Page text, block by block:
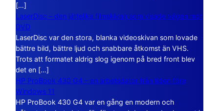
[…]
LaserDisc – den jättelika filmskivan som visade vägen mot
DVD
LaserDisc var den stora, blanka videoskivan som lovade
bättre bild, bättre ljud och snabbare åtkomst än VHS.
Trots att formatet aldrig slog igenom på bred front blev
det en […]
HP ProBook 430 G4 – en arbetsdator från tiden före
Windows 11
HP ProBook 430 G4 var en gång en modern och